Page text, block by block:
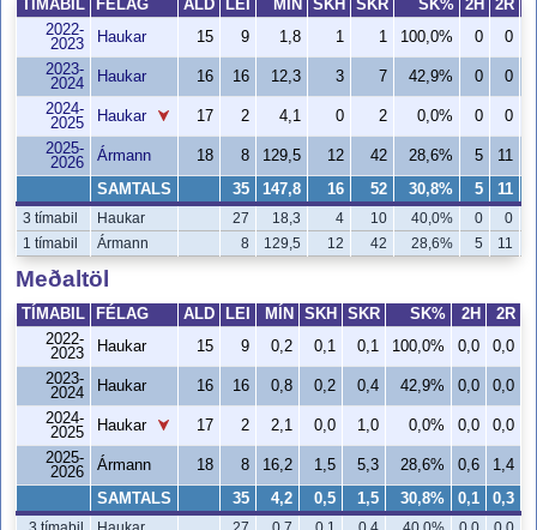
TÍMABIL FÉLAG ALD LEI MÍN SKH SKR SK% 2H
2R
2022-
2023
Haukar 15 9 1,8 1 1 100,0% 0
0
2023-
2024
Haukar 16 16 12,3 3 7 42,9% 0
0
2024-
2025
Haukar 17 2 4,1 0 2 0,0% 0
0
2025-
2026
Ármann 18 8 129,5 12 42 28,6% 5 11
SAMTALS 35 147,8 16 52 30,8% 5 11
3 tímabil Haukar 27 18,3 4 10 40,0% 0
0
1 tímabil
Ármann 8 129,5 12 42 28,6% 5 11
Meðaltöl
TÍMABIL FÉLAG ALD LEI MÍN SKH SKR SK% 2H
2R
2022-
2023
Haukar 15 9 0,2 0,1 0,1 100,0% 0,0
0,0
2023-
2024
Haukar 16 16 0,8 0,2 0,4 42,9% 0,0
0,0
2024-
2025
Haukar 17 2 2,1 0,0 1,0 0,0% 0,0
0,0
2025-
2026
Ármann 18 8 16,2 1,5 5,3 28,6% 0,6 1,4
SAMTALS 35 4,2 0,5 1,5 30,8% 0,1 0,3